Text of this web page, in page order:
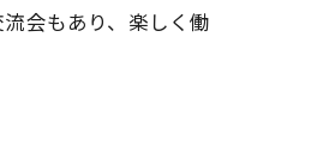
会もあり、楽しく働